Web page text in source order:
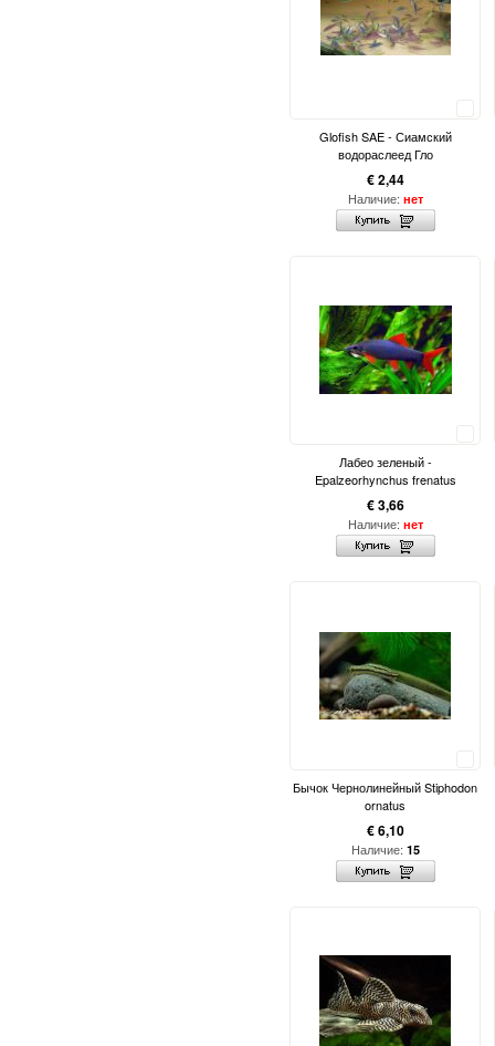
Glofish SAE - Сиамский
водораслеед Гло
€ 2,44
Наличие: нет
Лабео зеленый -
Epalzeorhynchus frenatus
€ 3,66
Наличие: нет
Бычок Чернолинейный Stiphodon
ornatus
€ 6,10
Наличие: 15